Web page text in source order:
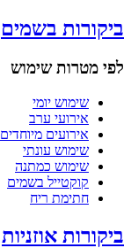
ביקורות בשמים
לפי מטרות שימוש
שימוש יומי
אירועי ערב
אירועים מיוחדים
שימוש עונתי
שימוש כמתנה
קוקטייל בשמים
חתימת ריח
ביקורות אוזניות